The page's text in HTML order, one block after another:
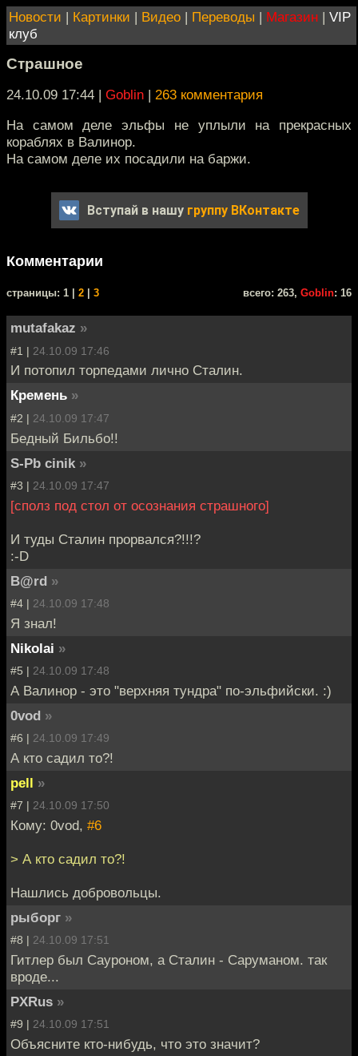
Новости | Картинки | Видео | Переводы | Магазин | VIP
клуб
Страшное
24.10.09 17:44 | Goblin | 263 комментария
На самом деле эльфы не уплыли на прекрасных
кораблях в Валинор.
На самом деле их посадили на баржи.
Вступай в нашу группу ВКонтакте
Комментарии
cтраницы: 1 | 2 3 всего: 263, Goblin: 16
mutafakaz »
#1 | 24.10.09 17:46
И потопил торпедами лично Сталин.
Кремень »
#2 | 24.10.09 17:47
Бедный Бильбо!!
S-Pb cinik »
#3 | 24.10.09 17:47
[сполз под стол от осознания страшного]
И туды Сталин прорвался?!!!?
:-D
B@rd »
#4 | 24.10.09 17:48
Я знал!
Nikolai »
#5 | 24.10.09 17:48
А Валинор - это "верхняя тундра" по-эльфийски. :)
0vod »
#6 | 24.10.09 17:49
А кто садил то?!
pell »
#7 | 24.10.09 17:50
Кому: 0vod, #6
> А кто садил то?!
Нашлись добровольцы.
рыборг »
#8 | 24.10.09 17:51
Гитлер был Сауроном, а Сталин - Саруманом. так
вроде...
PXRus »
#9 | 24.10.09 17:51
Объясните кто-нибудь, что это значит?